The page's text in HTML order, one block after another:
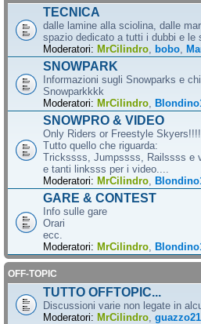
TECNICA
dalle lamine alla sciolina, dalle
spazio dedicato a tutti i dubbi e le
Moderatori: MrCilindro bobo
SNOWPARK
Informazioni sugli Snowparks e
Snowparkkkk
Moderatori: MrCilindro
SNOWPRO & VIDEO
Only Riders or Freestyle Skyers!!!!
Tutto quello che riguarda:
Trickssss, Jumpssss, Railssss e
e tanti linksss per i video....
Moderatori: MrCilindro
GARE & CONTEST
Info sulle gare
Orari
ecc.
Moderatori: MrCilindro
OFF-TOPIC
TUTTO OFFTOPIC...
Discussioni varie non legate in
Moderatori: MrCilindro guazzo21